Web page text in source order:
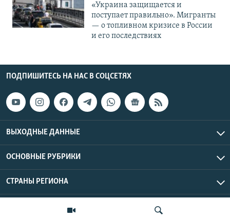
«Украина защищается и
поступает правильно». Мигранты
— о топливном кризисе в России
и его последствиях
ПОДПИШИТЕСЬ НА НАС В СОЦСЕТЯХ
ВЫХОДНЫЕ ДАННЫЕ
ОСНОВНЫЕ РУБРИКИ
СТРАНЫ РЕГИОНА
Азаттык Азия © 2026 RFE/RL, Inc. | Все права защищены.